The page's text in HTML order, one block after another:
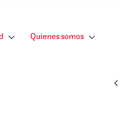
Quienes somos